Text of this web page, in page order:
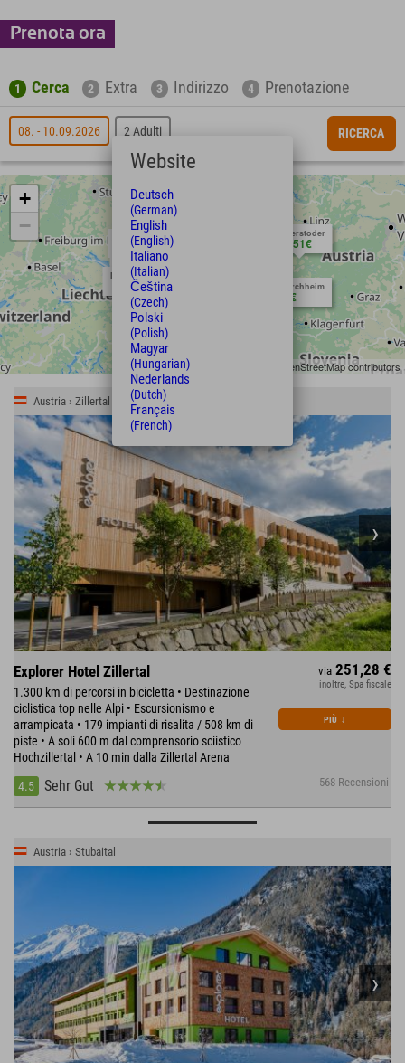
Prenota ora
1 Cerca 2 Extra 3 Indirizzo 4 Prenotazione
08. - 10.09.2026 2 Adulti RICERCA
Stubaital
Ötztal
251€
Oberstdorf
305€
Neuschwanstein
269€
Montafon
251€
Hinterstoder
251€
Garmisch
287€
Bad Kleinkirchheim
251€
+
−
Leaflet | Map data © OpenStreetMap contributors
Austria › Zillertal › Kaltenbach
Explorer Hotel Zillertal
1.300 km di percorsi in bicicletta • Destinazione
ciclistica top nelle Alpi • Escursionismo e
arrampicata • 179 impianti di risalita / 508 km di
piste • A soli 600 m dal comprensorio sciistico
Hochzillertal • A 10 min dalla Zillertal Arena
4.5
Sehr Gut 568 Recensioni
via 251,28 €
inoltre, Spa fiscale
PIÙ ↓
Austria › Stubaital
Website
Deutsch
(German)
English
(English)
Italiano
(Italian)
Čeština
(Czech)
Polski
(Polish)
Magyar
(Hungarian)
Nederlands
(Dutch)
Français
(French)